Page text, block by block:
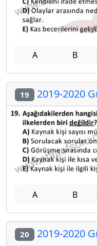
A B
19 2019-2020
A B
20 2019-2020